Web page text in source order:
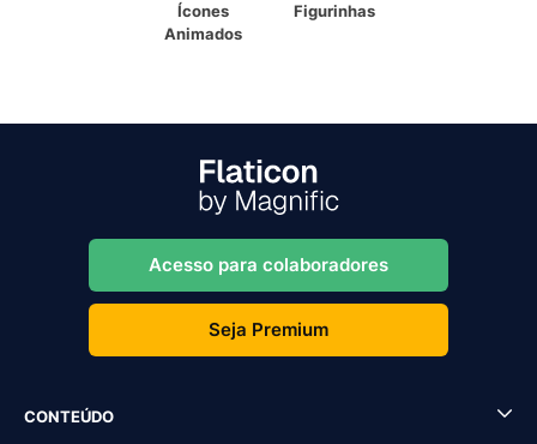
Ícones
Animados
Figurinhas
Acesso para colaboradores
Seja Premium
CONTEÚDO